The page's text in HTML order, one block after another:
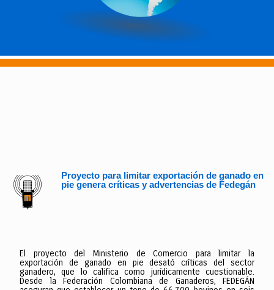
Proyecto para limitar exportación de ganado en
pie genera críticas y advertencias de Fedegán
El proyecto del Ministerio de Comercio para limitar la
exportación de ganado en pie desató críticas del sector
ganadero, que lo califica como jurídicamente cuestionable.
Desde la Federación Colombiana de Ganaderos, FEDEGÁN